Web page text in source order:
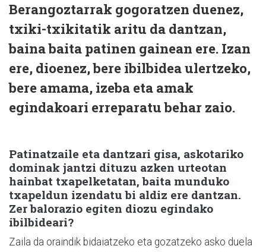
Berangoztarrak gogoratzen duenez,
txiki-txikitatik aritu da dantzan,
baina baita patinen gainean ere. Izan
ere, dioenez, bere ibilbidea ulertzeko,
bere amama, izeba eta amak
egindakoari erreparatu behar zaio.
Patinatzaile eta dantzari gisa, askotariko
dominak jantzi dituzu azken urteotan
hainbat txapelketatan, baita munduko
txapeldun izendatu bi aldiz ere dantzan.
Zer balorazio egiten diozu egindako
ibilbideari?
Zaila da oraindik bidaiatzeko eta gozatzeko asko duela